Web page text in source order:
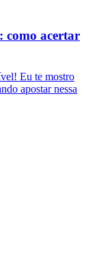
como acertar
Eu te mostro
apostar nessa